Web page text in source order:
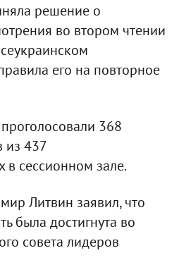
решение о
во втором чтении
его на повторное
368
из 437
в сессионном зале.
Литвин заявил, что
была достигнута во
совета лидеров